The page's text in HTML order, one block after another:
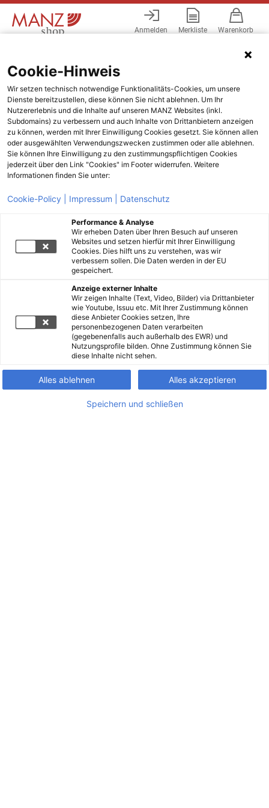
Anmelden Merkliste Warenkorb
Cookie-Hinweis
Wir setzen technisch notwendige Funktionalitäts-Cookies, um unsere
Dienste bereitzustellen, diese können Sie nicht ablehnen. Um Ihr
Nutzererlebnis und die Inhalte auf unseren MANZ Websites (inkl.
Subdomains) zu verbessern und auch Inhalte von Drittanbietern anzeigen
zu können, werden mit Ihrer Einwilligung Cookies gesetzt. Sie können allen
oder ausgewählten Verwendungszwecken zustimmen oder alle ablehnen.
Sie können Ihre Einwilligung zu den zustimmungspflichtigen Cookies
jederzeit über den Link "Cookies" im Footer widerrufen. Weitere
Informationen finden Sie unter:
Cookie-Policy | Impressum | Datenschutz
Performance & Analyse
Wir erheben Daten über Ihren Besuch auf unseren
Websites und setzen hierfür mit Ihrer Einwilligung
Cookies. Dies hilft uns zu verstehen, was wir
verbessern sollen. Die Daten werden in der EU
gespeichert.
Anzeige externer Inhalte
Wir zeigen Inhalte (Text, Video, Bilder) via Drittanbieter
wie Youtube, Issuu etc. Mit Ihrer Zustimmung können
diese Anbieter Cookies setzen, Ihre
personenbezogenen Daten verarbeiten
(gegebenenfalls auch außerhalb des EWR) und
Nutzungsprofile bilden. Ohne Zustimmung können Sie
diese Inhalte nicht sehen.
Alles ablehnen Alles akzeptieren
Speichern und schließen